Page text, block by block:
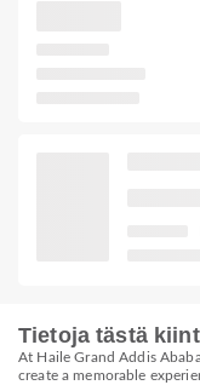
Tietoja tästä
At Haile Grand Addis
create a memorable